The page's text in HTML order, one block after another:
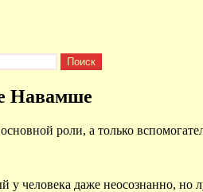
Навамше
роли, а только
у человека даже неосознанно, но